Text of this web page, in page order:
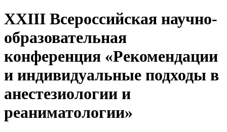
XXIII Всероссийская научно-
образовательная
конференция «Рекомендации
и индивидуальные подходы в
анестезиологии и
реаниматологии»